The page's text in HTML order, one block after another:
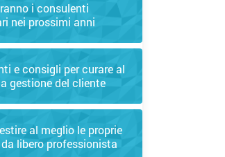
i consulenti
nei prossimi anni
e consigli per curare al
gestione del cliente
al meglio le proprie
libero professionista